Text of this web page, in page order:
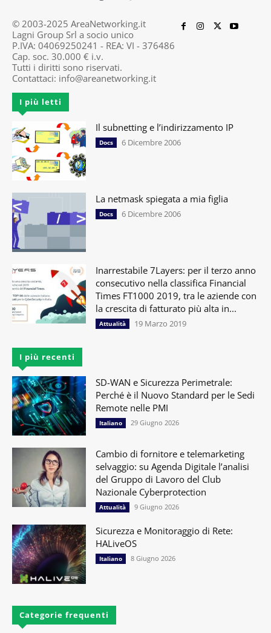
© 2003-2025 AreaNetworking.it
Lagni Group Srl a socio unico
P.IVA: 04069250241 - REA: VI - 376486
Cap. soc. 30.000 € i.v.
Tutti i diritti sono riservati.
Contattaci: info@areanetworking.it
I più letti
Il subnetting e l’indirizzamento IP
Docs 6 Dicembre 2006
La netmask spiegata a mia figlia
Docs 6 Dicembre 2006
Inarrestabile 7Layers: per il terzo anno
consecutivo nella classifica Financial
Times FT1000 2019, tra le aziende con
la crescita di fatturato più alta in...
Attualità 19 Marzo 2019
I più recenti
SD-WAN e Sicurezza Perimetrale:
Perché è il Nuovo Standard per le Sedi
Remote nelle PMI
Italiano 29 Giugno 2026
Cambio di fornitore e telemarketing
selvaggio: su Agenda Digitale l’analisi
del Gruppo di Lavoro del Club
Nazionale Cyberprotection
Attualità 9 Giugno 2026
Sicurezza e Monitoraggio di Rete:
HALiveOS
Italiano 8 Giugno 2026
Categorie frequenti